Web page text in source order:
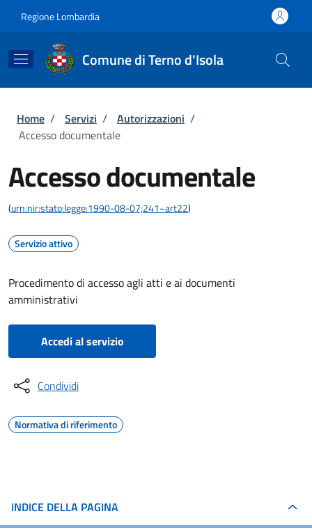
Regione Lombardia
Comune di Terno d'Isola
Briciole di pane
Home / Servizi / Autorizzazioni /
Accesso documentale
Accesso documentale
(urn:nir:stato:legge:1990-08-07;241~art22)
Servizio attivo
Procedimento di accesso agli atti e ai documenti
amministrativi
Accedi al servizio
Condividi
Normativa di riferimento
INDICE DELLA PAGINA